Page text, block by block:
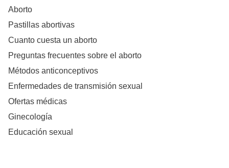
Aborto
Pastillas abortivas
Cuanto cuesta un aborto
Preguntas frecuentes sobre el aborto
Métodos anticonceptivos
Enfermedades de transmisión sexual
Ofertas médicas
Ginecología
Educación sexual